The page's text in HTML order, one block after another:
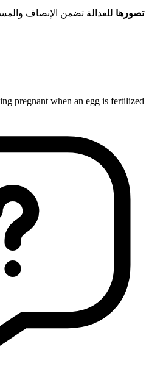
تصورها للعدالة تضمن الإنصاف
pregnant when an egg is fertilized